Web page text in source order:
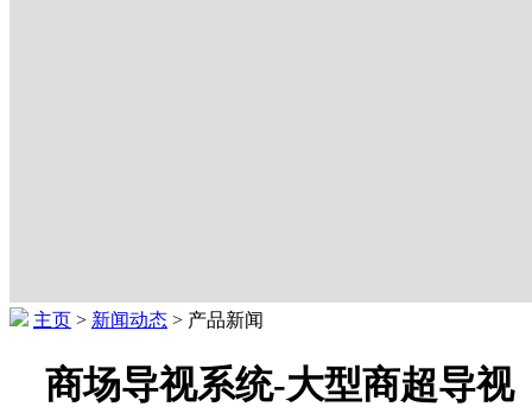
主页 > 新闻动态 > 产品新闻
商场导视系统-大型商超导视